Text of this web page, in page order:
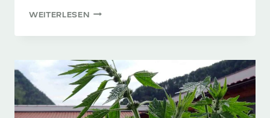
WEITERLESENHAUHECHELN
DANN
ES
WIEDER